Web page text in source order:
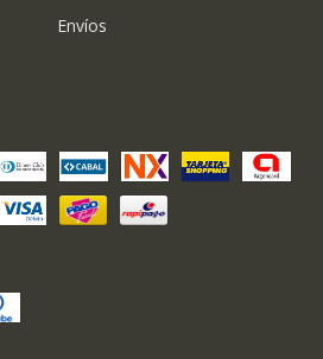
Envíos